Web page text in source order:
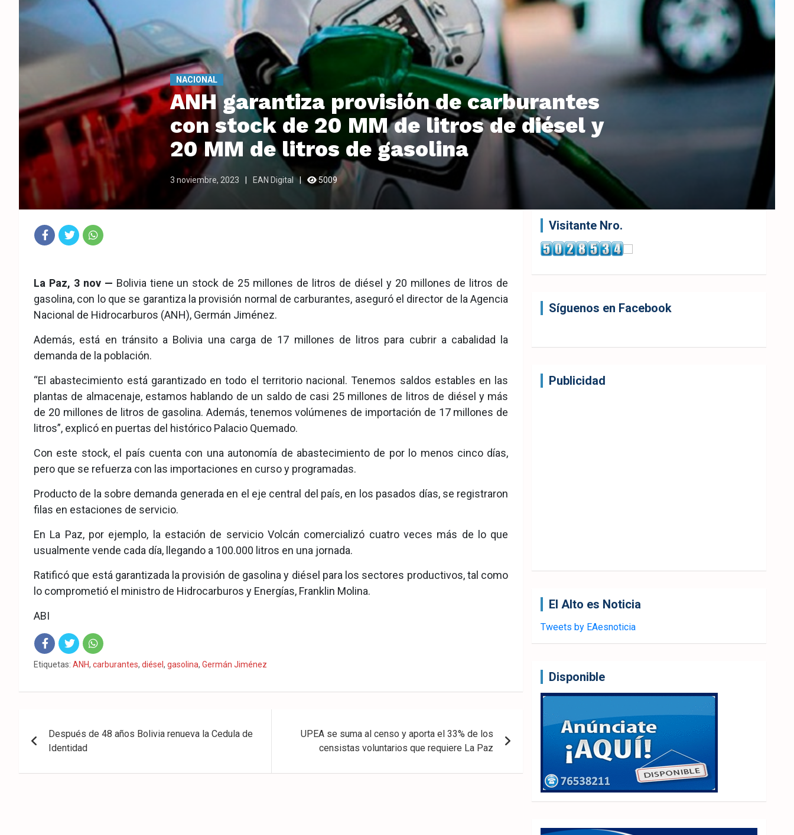
NACIONAL
ANH garantiza provisión de carburantes
con stock de 20 MM de litros de diésel y
20 MM de litros de gasolina
3 noviembre, 2023 EAN Digital 5009
ook
pp
La Paz, 3 nov — Bolivia tiene un stock de 25 millones de litros de diésel y 20 millones de litros de
gasolina, con lo que se garantiza la provisión normal de carburantes, aseguró el director de la Agencia
Nacional de Hidrocarburos (ANH), Germán Jiménez.
Además, está en tránsito a Bolivia una carga de 17 millones de litros para cubrir a cabalidad la
demanda de la población.
“El abastecimiento está garantizado en todo el territorio nacional. Tenemos saldos estables en las
plantas de almacenaje, estamos hablando de un saldo de casi 25 millones de litros de diésel y más
de 20 millones de litros de gasolina. Además, tenemos volúmenes de importación de 17 millones de
litros”, explicó en puertas del histórico Palacio Quemado.
Con este stock, el país cuenta con una autonomía de abastecimiento de por lo menos cinco días,
pero que se refuerza con las importaciones en curso y programadas.
Producto de la sobre demanda generada en el eje central del país, en los pasados días, se registraron
filas en estaciones de servicio.
En La Paz, por ejemplo, la estación de servicio Volcán comercializó cuatro veces más de lo que
usualmente vende cada día, llegando a 100.000 litros en una jornada.
Ratificó que está garantizada la provisión de gasolina y diésel para los sectores productivos, tal como
lo comprometió el ministro de Hidrocarburos y Energías, Franklin Molina.
ABI
Fac Twit Wha
Etiquetas: ANH, carburantes, diésel , gasolina, Germán Jiménez
de
Después de 48 años Bolivia renueva la Cedula de
Identidad
UPEA se suma al censo y aporta el 33% de los
censistas voluntarios que requiere La Paz
Visitante Nro.
Síguenos en Facebook
Publicidad
El Alto es Noticia
Tweets by EAesnoticia
Disponible